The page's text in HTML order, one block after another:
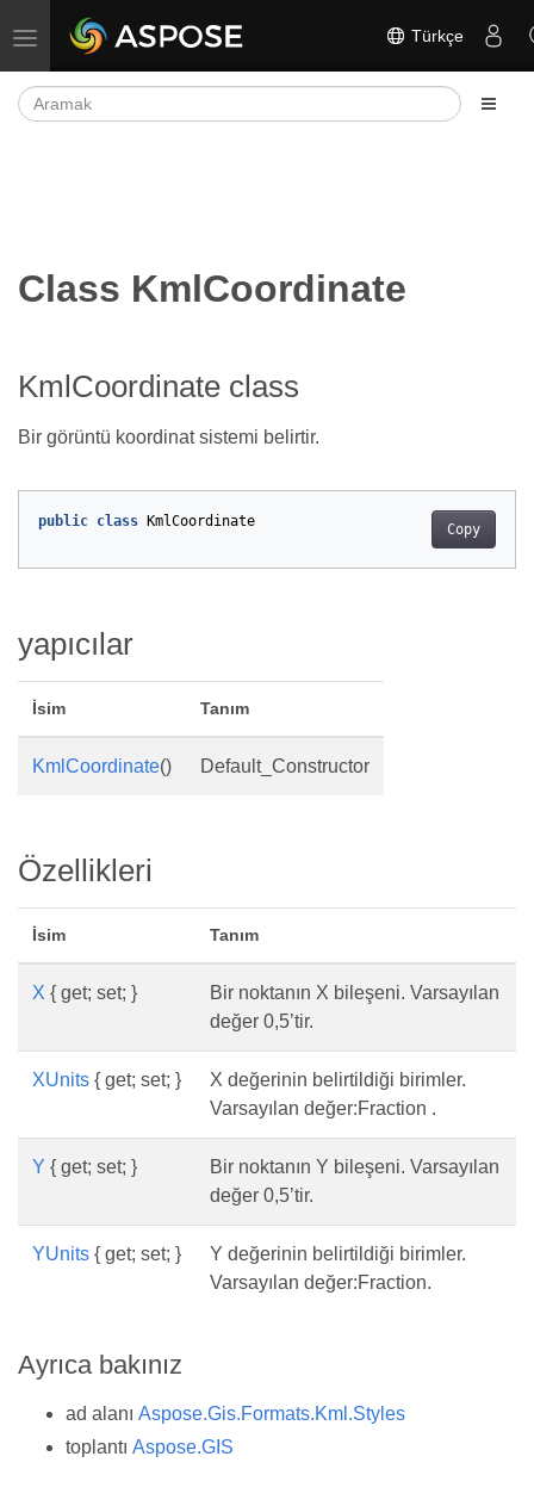
Gezinmeyi aç/kapat Türkçe
Class KmlCoordinate
KmlCoordinate class
Bir görüntü koordinat sistemi belirtir.
Copy
public class KmlCoordinate
yapıcılar
İsim Tanım
KmlCoordinate() Default_Constructor
Özellikleri
İsim Tanım
X { get; set; }
Bir noktanın X bileşeni. Varsayılan
değer 0,5’tir.
XUnits { get; set; }
X değerinin belirtildiği birimler.
Varsayılan değer:Fraction .
Y { get; set; }
Bir noktanın Y bileşeni. Varsayılan
değer 0,5’tir.
YUnits { get; set; }
Y değerinin belirtildiği birimler.
Varsayılan değer:Fraction.
Ayrıca bakınız
ad alanı Aspose.Gis.Formats.Kml.Styles
toplantı Aspose.GIS